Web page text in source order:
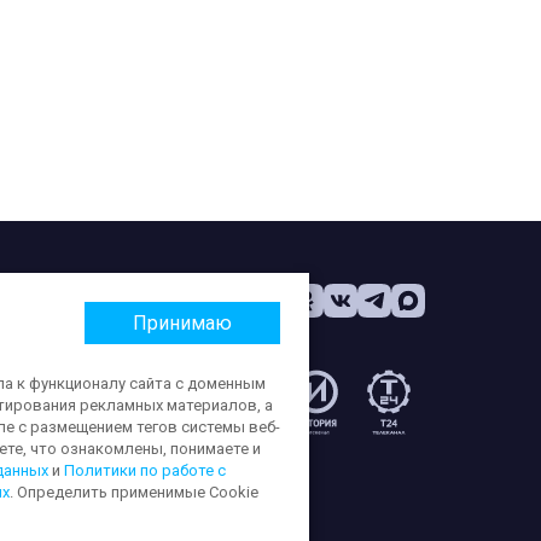
данных
Принимаю
к функционалу сайта с доменным
рекламных материалов, а
с размещением тегов системы веб-
что ознакомлены, понимаете и
и Политики по работе с
. Определить применимые Cookie